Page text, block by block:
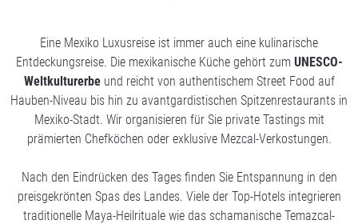
Eine Mexiko Luxusreise ist immer auch eine kulinarische
Entdeckungsreise. Die mexikanische Küche gehört zum UNESCO-
Weltkulturerbeund reicht von authentischem Street Food auf
Hauben-Niveau bis hin zu avantgardistischen Spitzenrestaurants in
Mexiko-Stadt. Wir organisieren für Sie private Tastings mit
prämierten Chefköchen oder exklusive Mezcal-Verkostungen.
Nach den Eindrücken des Tages finden Sie Entspannung in den
preisgekrönten Spas des Landes. Viele der Top-Hotels integrieren
traditionelle Maya-Heilrituale wie das schamanische Temazcal-